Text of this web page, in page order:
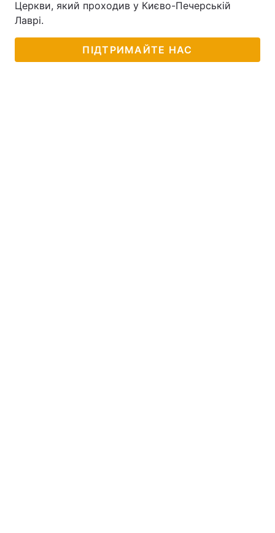
Інтерв'ю Думки
Архів
Церкви, який проходив у Києво-Печерській
Лаврі.
ПІДТРИМАЙТЕ НАС